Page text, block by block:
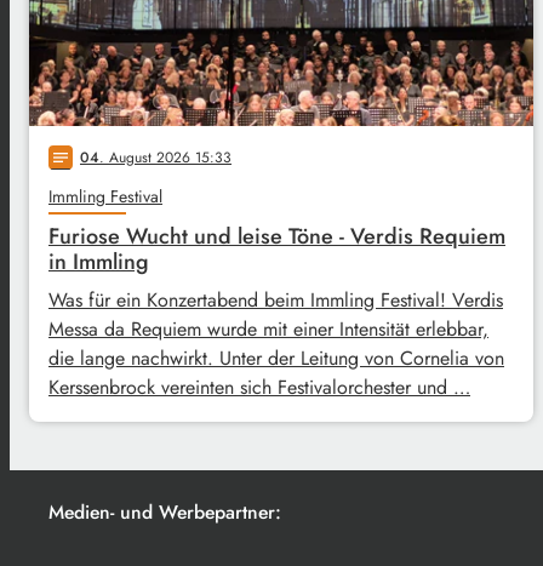
notes 04. August 2026 15:33
Immling Festival
Furiose Wucht und leise Töne - Verdis Requiem
in Immling
Was für ein Konzertabend beim Immling Festival! Verdis
Messa da Requiem wurde mit einer Intensität erlebbar,
die lange nachwirkt. Unter der Leitung von Cornelia von
Kerssenbrock vereinten sich Festivalorchester und …
Medien- und Werbepartner: